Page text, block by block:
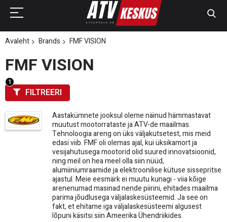
Avaleht Brands FMF VISION
FMF VISION
Aastakümnete jooksul oleme näinud hämmastavat
muutust mootorrataste ja ATV-de maailmas.
Tehnoloogia areng on üks väljakutsetest, mis meid
edasi viib. FMF oli olemas ajal, kui üksikamort ja
vesijahutusega mootorid olid suured innovatsioonid,
ning meil on hea meel olla siin nüüd,
alumiiniumraamide ja elektroonilise kütuse sissepritse
ajastul. Meie eesmärk ei muutu kunagi - viia kõige
arenenumad masinad nende piirini, ehitades maailma
parima jõudlusega väljalaskesüsteemid. Ja see on
fakt, et ehitame iga väljalaskesüsteemi algusest
lõpuni käsitsi siin Ameerika Ühendriikides.
FILTREERI